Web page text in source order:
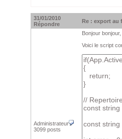
31/01/2010
Répondre
Re : export au
Administrateur
3099 posts
Bonjour bonjour,
Voici le script